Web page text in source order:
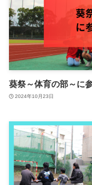
葵祭～体育の部～に
2024年10月23日